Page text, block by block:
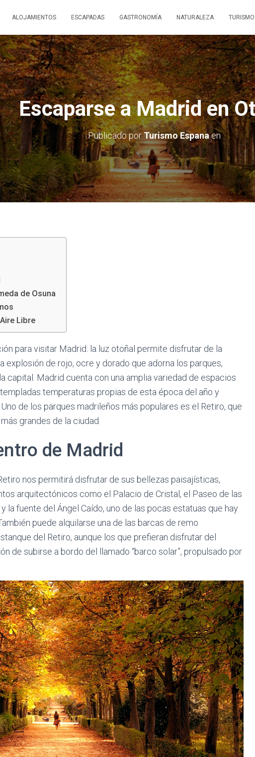
ALOJAMIENTOS ESCAPADAS GASTRONOMÍA NATURALEZA
Escaparse a Madrid en
Publicado porTurismo Espanaen
de Osuna
Libre
para visitar Madrid: la luz otoñal permite disfrutar de la
explosión de rojo, ocre y dorado que adorna los parques,
capital. Madrid cuenta con una amplia variedad de espacios
temperaturas propias de esta época del año y
de los parques madrileños más populares es el Retiro, que
grandes de la ciudad.
de Madrid
nos permitirá disfrutar de sus bellezas paisajísticas,
arquitectónicos como el Palacio de Cristal, el Paseo de las
la fuente del Ángel Caído, uno de las pocas estatuas que hay
puede alquilarse una de las barcas de remo
del Retiro, aunque los que prefieran disfrutar del
de subirse a bordo del llamado “barco solar”, propulsado por